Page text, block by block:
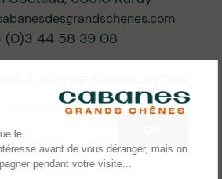
(0)3 44 58 39 08
À NOTRE NEWSLETTER